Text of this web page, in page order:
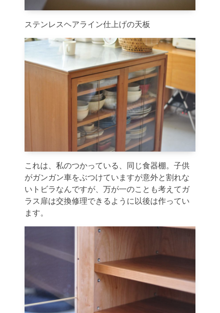
ステンレスヘアライン仕上げの天板
これは、私のつかっている、同じ食器棚。子供
がガンガン車をぶつけていますが意外と割れな
いトビラなんですが、万が一のことも考えてガ
ラス扉は交換修理できるように以後は作ってい
ます。